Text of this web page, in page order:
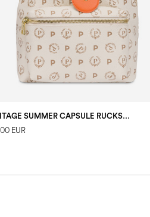
HERITAGE SUMMER CAPSULE RUCKSACK
EUR